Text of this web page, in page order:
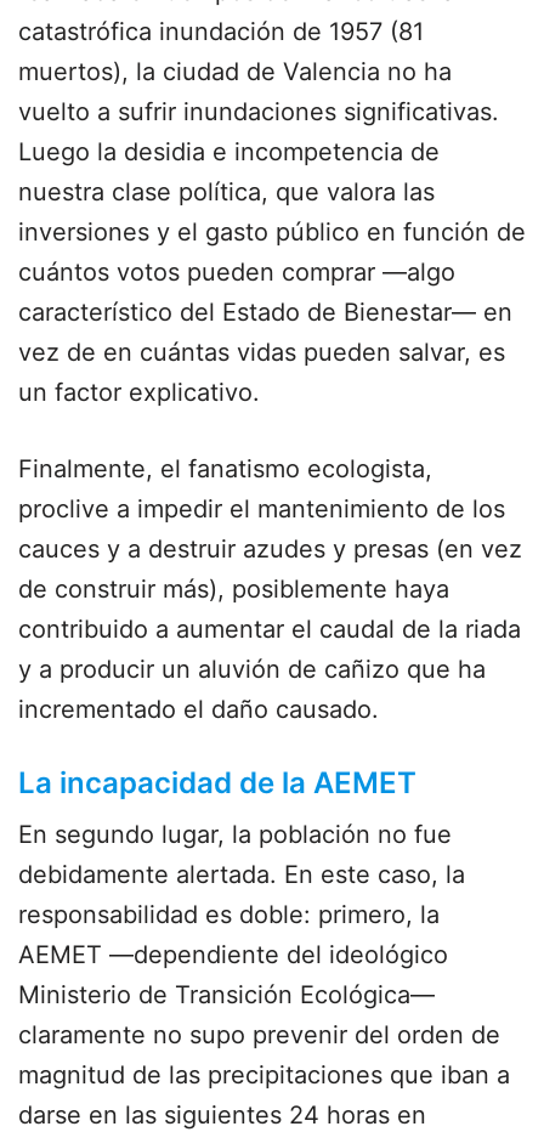
catastrófica inundación de 1957 (81
muertos), la ciudad de Valencia no ha
vuelto a sufrir inundaciones significativas.
Luego la desidia e incompetencia de
nuestra clase política, que valora las
inversiones y el gasto público en función de
cuántos votos pueden comprar ―algo
característico del Estado de Bienestar― en
vez de en cuántas vidas pueden salvar, es
un factor explicativo.
Finalmente, el fanatismo ecologista,
proclive a impedir el mantenimiento de los
cauces y a destruir azudes y presas (en vez
de construir más), posiblemente haya
contribuido a aumentar el caudal de la riada
y a producir un aluvión de cañizo que ha
incrementado el daño causado.
La incapacidad de la AEMET
En segundo lugar, la población no fue
debidamente alertada. En este caso, la
responsabilidad es doble: primero, la
AEMET ―dependiente del ideológico
Ministerio de Transición Ecológica―
claramente no supo prevenir del orden de
magnitud de las precipitaciones que iban a
darse en las siguientes 24 horas en